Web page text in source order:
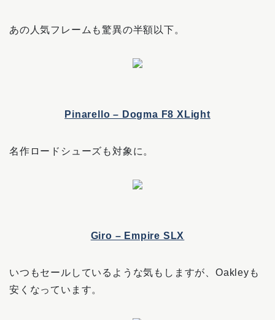
あの人気フレームも驚異の半額以下。
Pinarello – Dogma F8 XLight
名作ロードシューズも対象に。
Giro – Empire SLX
いつもセールしているような気もしますが、Oakleyも
安くなっています。